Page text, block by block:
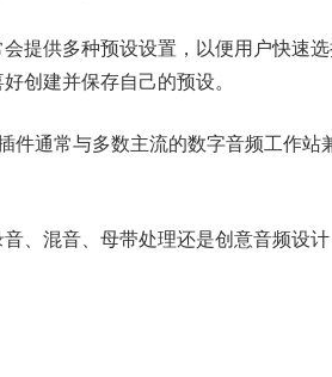
提供多种预设设置，以便用户快速
创建并保存自己的预设。
件通常与多数主流的数字音频工作
、混音、母带处理还是创意音频设